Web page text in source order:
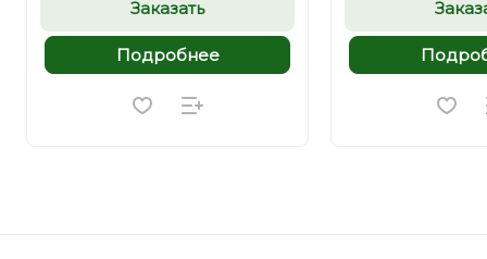
Заказать
Подробнее